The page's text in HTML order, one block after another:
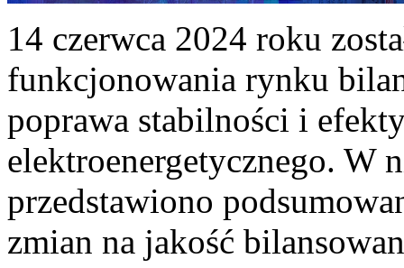
14 czerwca 2024 roku
funkcjonowania rynku
poprawa stabilności i
elektroenergetycznego. W
przedstawiono
zmian na jakość